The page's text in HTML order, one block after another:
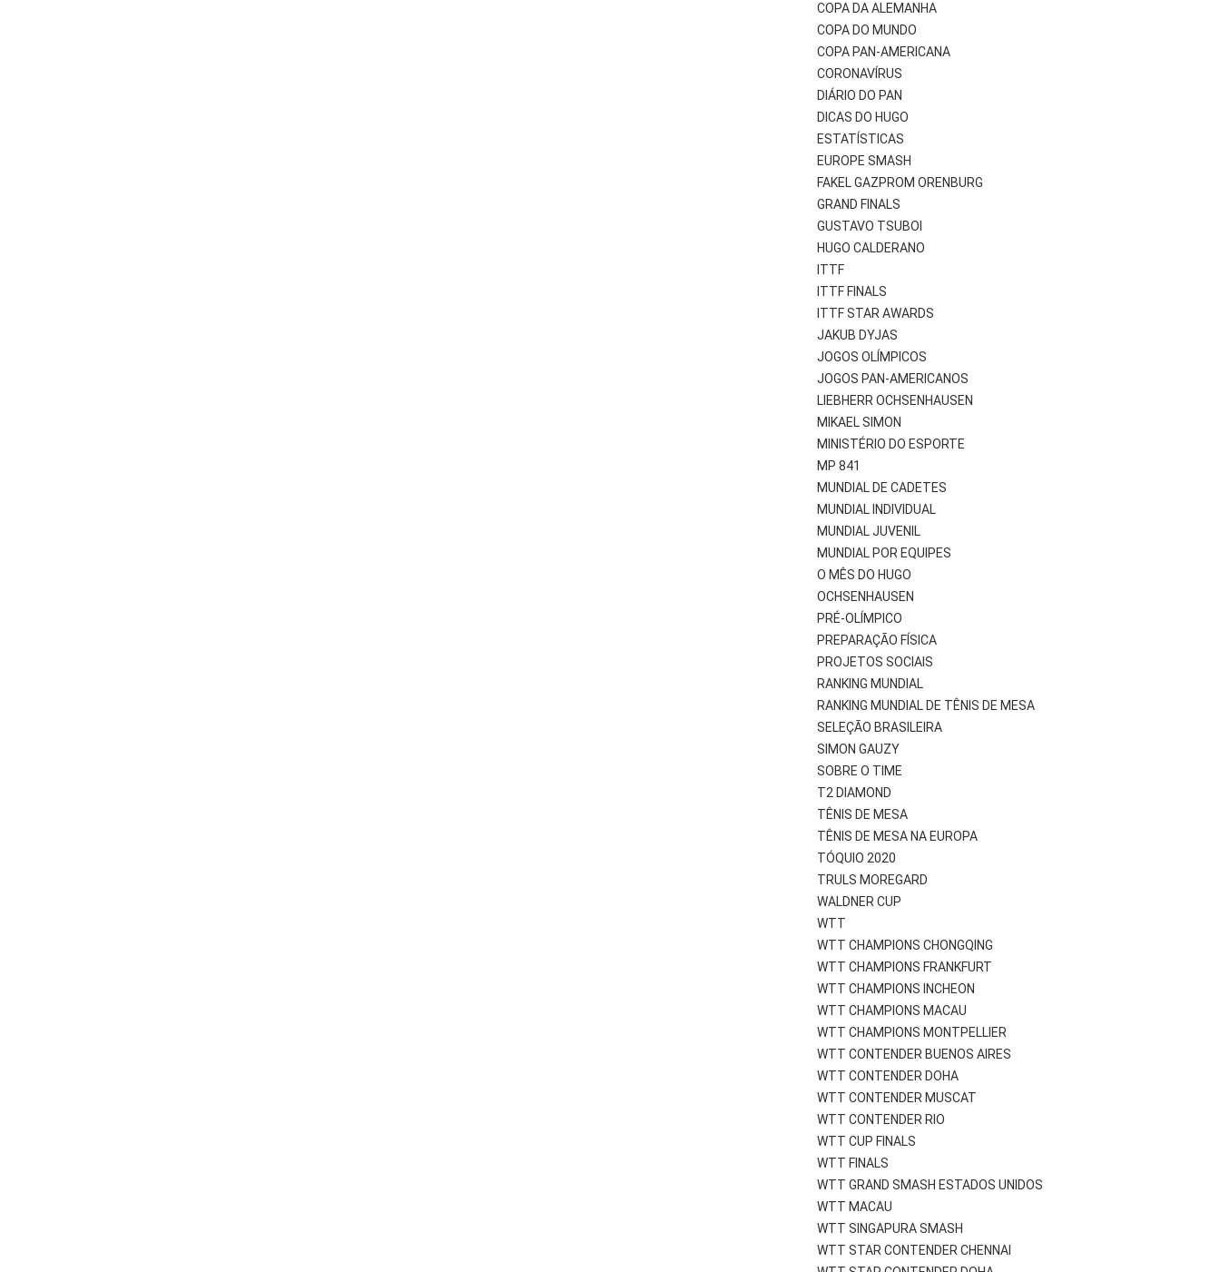
COPA DA ALEMANHA
COPA DO MUNDO
COPA PAN-AMERICANA
CORONAVÍRUS
DIÁRIO DO PAN
DICAS DO HUGO
ESTATÍSTICAS
EUROPE SMASH
FAKEL GAZPROM ORENBURG
GRAND FINALS
GUSTAVO TSUBOI
HUGO CALDERANO
ITTF
ITTF FINALS
ITTF STAR AWARDS
JAKUB DYJAS
JOGOS OLÍMPICOS
JOGOS PAN-AMERICANOS
LIEBHERR OCHSENHAUSEN
MIKAEL SIMON
MINISTÉRIO DO ESPORTE
MP 841
MUNDIAL DE CADETES
MUNDIAL INDIVIDUAL
MUNDIAL JUVENIL
MUNDIAL POR EQUIPES
O MÊS DO HUGO
OCHSENHAUSEN
PRÉ-OLÍMPICO
PREPARAÇÃO FÍSICA
PROJETOS SOCIAIS
RANKING MUNDIAL
RANKING MUNDIAL DE TÊNIS DE MESA
SELEÇÃO BRASILEIRA
SIMON GAUZY
SOBRE O TIME
T2 DIAMOND
TÊNIS DE MESA
TÊNIS DE MESA NA EUROPA
TÓQUIO 2020
TRULS MOREGARD
WALDNER CUP
WTT
WTT CHAMPIONS CHONGQING
WTT CHAMPIONS FRANKFURT
WTT CHAMPIONS INCHEON
WTT CHAMPIONS MACAU
WTT CHAMPIONS MONTPELLIER
WTT CONTENDER BUENOS AIRES
WTT CONTENDER DOHA
WTT CONTENDER MUSCAT
WTT CONTENDER RIO
WTT CUP FINALS
WTT FINALS
WTT GRAND SMASH ESTADOS UNIDOS
WTT MACAU
WTT SINGAPURA SMASH
WTT STAR CONTENDER CHENNAI